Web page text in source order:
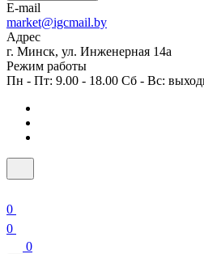
E-mail
market@igcmail.by
Адрес
г. Минск, ул. Инженерная 14а
Режим работы
Пн - Пт: 9.00 - 18.00 Сб - Вс:
0
0
0